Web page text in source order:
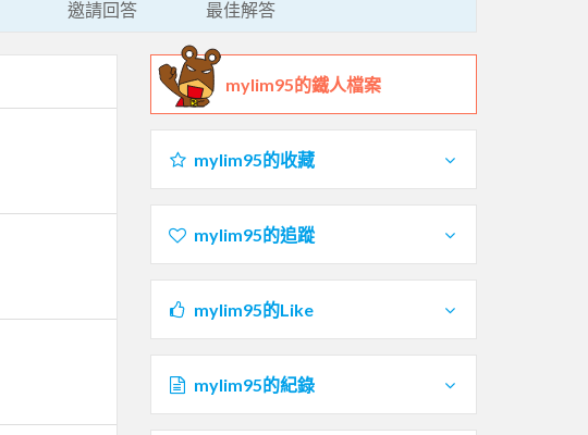
邀請回答 最佳解答
mylim95的鐵人檔案
mylim95的收藏
mylim95的追蹤
mylim95的Like
mylim95的紀錄